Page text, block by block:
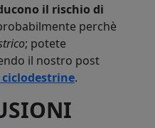
il rischio di
perchè
; potete
il nostro post
.